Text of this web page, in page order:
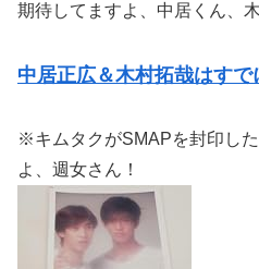
期待してますよ、中居くん、
中居正広＆木村拓哉はすで
※キムタクがSMAPを封印し
よ、週女さん！